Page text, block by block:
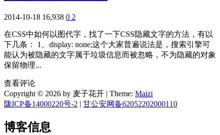
2014-10-18 16,938 0 2
在CSS中如何以图代字，找了一下CSS隐藏文字的方法，有以
下几条： 1、display: none;这个大家普遍说法是，搜索引擎可
能认为被隐藏的文字属于垃圾信息而被忽略，不为隐藏的对象
保留物理...
查看评论
Copyright © 2026 by 麦子花开 | Theme: Maizi
陇ICP备14000220号-2 | 甘公安网备62052202000110
博客信息